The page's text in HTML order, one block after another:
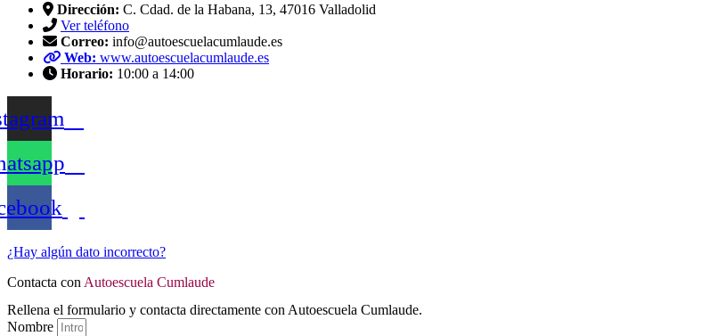
Dirección: C. Cdad. de la Habana, 13, 47016 Valladolid
Ver teléfono
Correo: info@autoescuelacumlaude.es
Web: www.autoescuelacumlaude.es
Horario: 10:00 a 14:00
¿Hay algún dato incorrecto?
Contacta con Autoescuela Cumlaude
Rellena el formulario y contacta directamente con Autoescuela Cumlaude.
Nombre